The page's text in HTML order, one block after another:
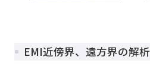
EMI近傍界、遠方界の解析